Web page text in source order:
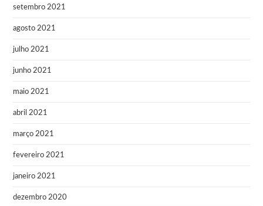
setembro 2021
agosto 2021
julho 2021
junho 2021
maio 2021
abril 2021
março 2021
fevereiro 2021
janeiro 2021
dezembro 2020